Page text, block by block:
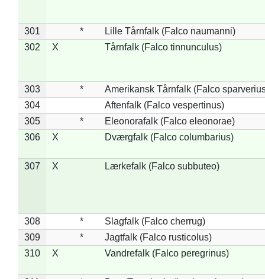
301 *
Lille Tårnfalk (Falco naumanni)
302
X Tårnfalk (Falco tinnunculus)
303 *
Amerikansk Tårnfalk (Falco
304
Aftenfalk (Falco vespertinus)
305
*
Eleonorafalk (Falco eleonorae)
306
X Dværgfalk (Falco columbarius)
307 X Lærkefalk (Falco subbuteo)
308 *
Slagfalk (Falco cherrug)
309
*
Jagtfalk (Falco rusticolus)
310
X Vandrefalk (Falco peregrinus)